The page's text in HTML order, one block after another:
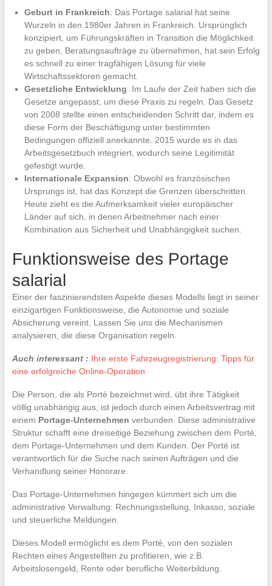
Geburt in Frankreich: Das Portage salarial hat seine
Wurzeln in den 1980er Jahren in Frankreich. Ursprünglich
konzipiert, um Führungskräften in Transition die Möglichkeit
zu geben, Beratungsaufträge zu übernehmen, hat sein Erfolg
es schnell zu einer tragfähigen Lösung für viele
Wirtschaftssektoren gemacht.
Gesetzliche Entwicklung: Im Laufe der Zeit haben sich die
Gesetze angepasst, um diese Praxis zu regeln. Das Gesetz
von 2008 stellte einen entscheidenden Schritt dar, indem es
diese Form der Beschäftigung unter bestimmten
Bedingungen offiziell anerkannte. 2015 wurde es in das
Arbeitsgesetzbuch integriert, wodurch seine Legitimität
gefestigt wurde.
Internationale Expansion: Obwohl es französischen
Ursprungs ist, hat das Konzept die Grenzen überschritten.
Heute zieht es die Aufmerksamkeit vieler europäischer
Länder auf sich, in denen Arbeitnehmer nach einer
Kombination aus Sicherheit und Unabhängigkeit suchen.
Funktionsweise des Portage
salarial
Einer der faszinierendsten Aspekte dieses Modells liegt in seiner
einzigartigen Funktionsweise, die Autonomie und soziale
Absicherung vereint. Lassen Sie uns die Mechanismen
analysieren, die diese Organisation regeln.
Auch interessant : Ihre erste Fahrzeugregistrierung: Tipps für
eine erfolgreiche Online-Operation
Die Person, die als Porté bezeichnet wird, übt ihre Tätigkeit
völlig unabhängig aus, ist jedoch durch einen Arbeitsvertrag mit
einem Portage-Unternehmen verbunden. Diese administrative
Struktur schafft eine dreiseitige Beziehung zwischen dem Porté,
dem Portage-Unternehmen und dem Kunden. Der Porté ist
verantwortlich für die Suche nach seinen Aufträgen und die
Verhandlung seiner Honorare.
Das Portage-Unternehmen hingegen kümmert sich um die
administrative Verwaltung: Rechnungsstellung, Inkasso, soziale
und steuerliche Meldungen.
Dieses Modell ermöglicht es dem Porté, von den sozialen
Rechten eines Angestellten zu profitieren, wie z.B.
Arbeitslosengeld, Rente oder berufliche Weiterbildung.